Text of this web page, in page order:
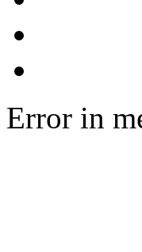
Error in